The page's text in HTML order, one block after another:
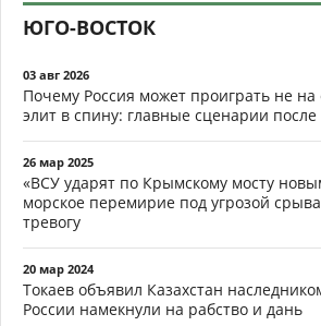
ЮГО-ВОСТОК
03 авг 2026
Почему Россия может проиграть не на
элит в спину: главные сценарии
26 мар 2025
«ВСУ ударят по Крымскому мосту
морское перемирие под угрозой
тревогу
20 мар 2024
Токаев объявил Казахстан
России намекнули на рабство и дань